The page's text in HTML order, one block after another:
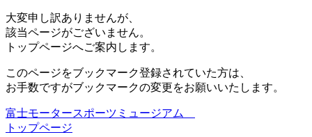
大変申し訳ありませんが、
該当ページがございません。
トップページへご案内します。
このページをブックマーク登録されていた方は、
お手数ですがブックマークの変更をお願いいたします。
富士モータースポーツミュージアム
トップページ